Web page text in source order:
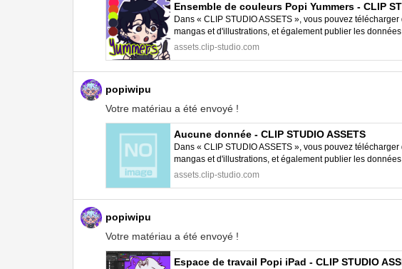
Ensemble de couleurs Popi Yummers - CLIP
Dans « CLIP STUDIO ASSETS », vous pouvez
mangas et d'illustrations, et également publier les
STUDIO PAINT.
assets.clip-studio.com
popiwipu
Votre matériau a été envoyé !
Aucune donnée - CLIP STUDIO ASSETS
Dans « CLIP STUDIO ASSETS », vous pouvez
mangas et d'illustrations, et également publier les
STUDIO PAINT.
assets.clip-studio.com
popiwipu
Votre matériau a été envoyé !
Espace de travail Popi iPad - CLIP STUDIO